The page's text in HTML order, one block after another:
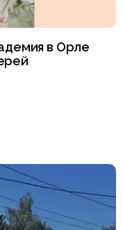
в Орле